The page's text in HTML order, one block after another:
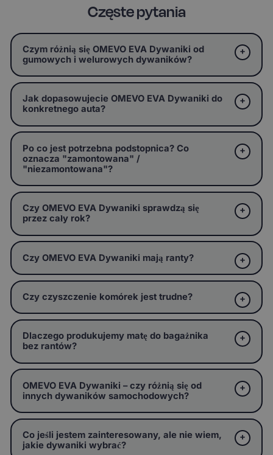
Częste pytania
Czym różnią się OMEVO EVA Dywaniki od
gumowych i welurowych dywaników?
Jak dopasowujecie OMEVO EVA Dywaniki do
konkretnego auta?
Po co jest potrzebna podstopnica? Co
oznacza "zamontowana" /
"niezamontowana"?
Czy OMEVO EVA Dywaniki sprawdzą się
przez cały rok?
Czy OMEVO EVA Dywaniki mają ranty?
Czy czyszczenie komórek jest trudne?
Dlaczego produkujemy matę do bagażnika
bez rantów?
OMEVO EVA Dywaniki – czy różnią się od
innych dywaników samochodowych?
Co jeśli jestem zainteresowany, ale nie wiem,
jakie dywaniki wybrać?